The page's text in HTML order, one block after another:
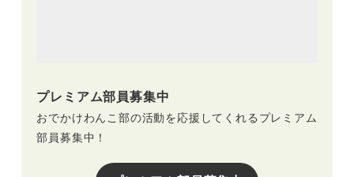
プレミアム部員募集中
おでかけわんこ部の活動を応援してくれるプレミアム
部員募集中！